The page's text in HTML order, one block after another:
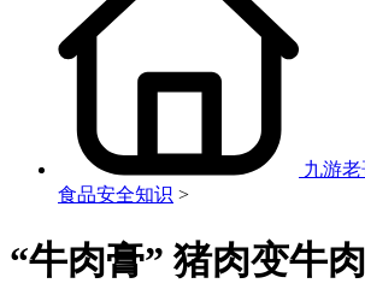
九游老
食品安全知识 >
“牛肉膏” 猪肉变牛肉